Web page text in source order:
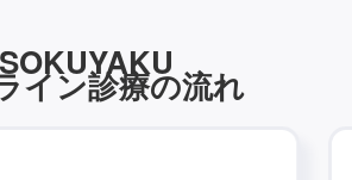
SOKUYAKU
イン診療の流れ